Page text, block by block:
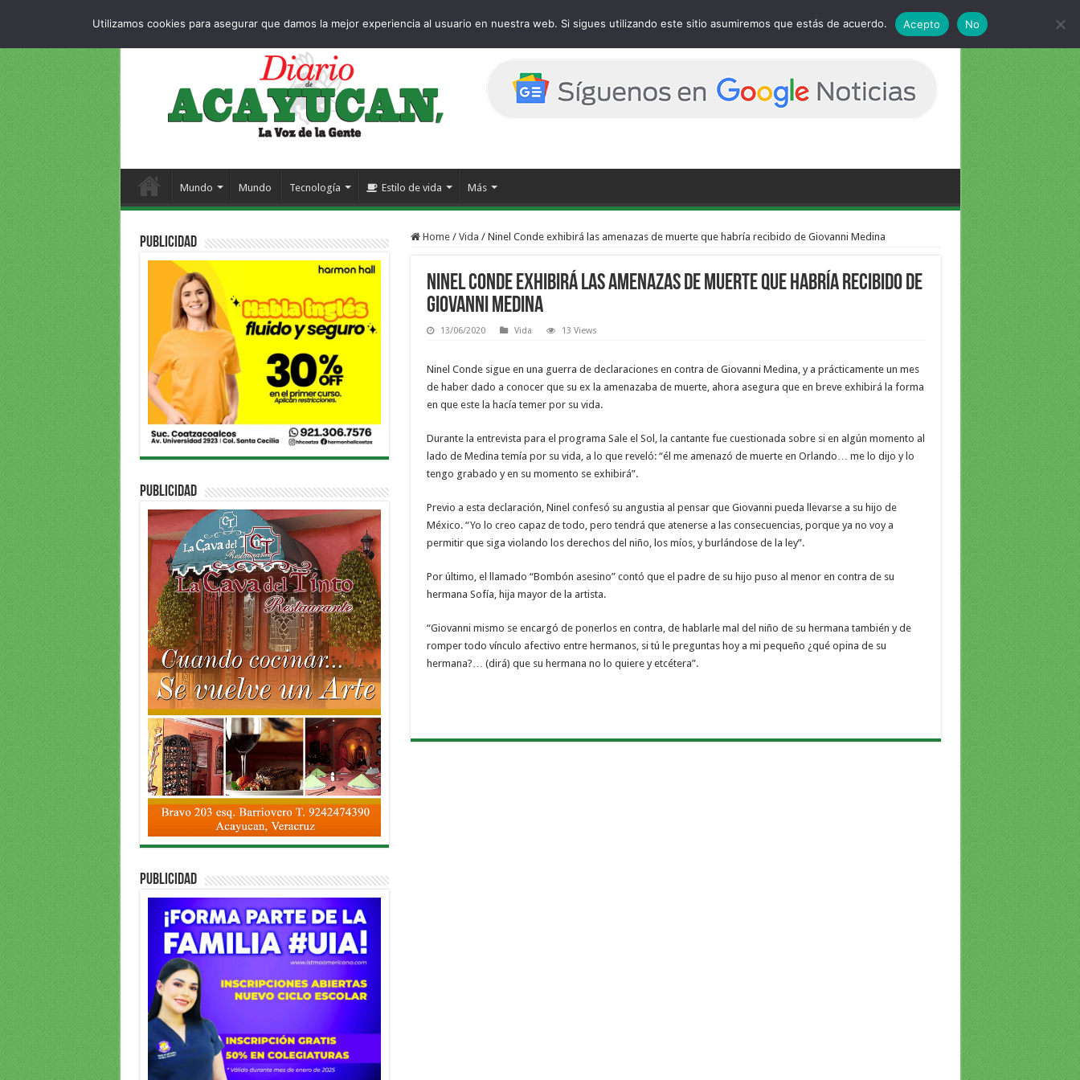
Mundo Mundo Tecnología Estilo de vida Más
Home / Vida / Ninel Conde exhibirá las amenazas de muerte que habría recibido de Giovanni Medina
Ninel Conde exhibirá las amenazas de muerte que habría recibido de
Giovanni Medina
13/06/2020 Vida 13 Views
Ninel Conde sigue en una guerra de declaraciones en contra de Giovanni Medina, y a prácticamente un mes
de haber dado a conocer que su ex la amenazaba de muerte, ahora asegura que en breve exhibirá la forma
en que este la hacía temer por su vida.
Durante la entrevista para el programa Sale el Sol, la cantante fue cuestionada sobre si en algún momento al
lado de Medina temía por su vida, a lo que reveló: “él me amenazó de muerte en Orlando… me lo dijo y lo
tengo grabado y en su momento se exhibirá”.
Previo a esta declaración, Ninel confesó su angustia al pensar que Giovanni pueda llevarse a su hijo de
México. “Yo lo creo capaz de todo, pero tendrá que atenerse a las consecuencias, porque ya no voy a
permitir que siga violando los derechos del niño, los míos, y burlándose de la ley”.
Por último, el llamado “Bombón asesino” contó que el padre de su hijo puso al menor en contra de su
hermana Sofía, hija mayor de la artista.
“Giovanni mismo se encargó de ponerlos en contra, de hablarle mal del niño de su hermana también y de
romper todo vínculo afectivo entre hermanos, si tú le preguntas hoy a mi pequeño ¿qué opina de su
hermana?… (dirá) que su hermana no lo quiere y etcétera”.
PUBLICIDAD
PUBLICIDAD
PUBLICIDAD
Utilizamos cookies para asegurar que damos la mejor experiencia al usuario en nuestra web. Si sigues utilizando este sitio asumiremos que estás de acuerdo. Acepto No